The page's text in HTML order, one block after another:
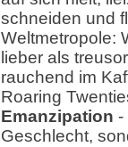
schneiden und
Weltmetropole:
lieber als
rauchend im
Roaring
Emanzipation -
Geschlecht,